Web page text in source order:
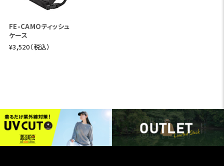
FE-CAMOティッシュ
ケース
¥3,520（税込）